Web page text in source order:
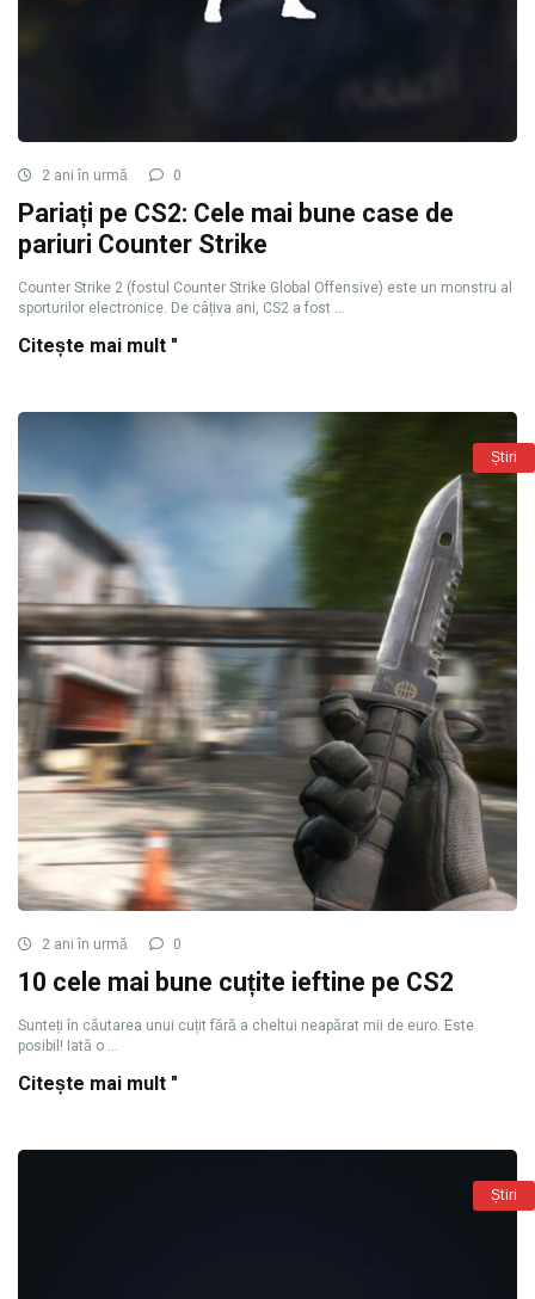
2 ani în urmă 0
Pariați pe CS2: Cele mai bune case de
pariuri Counter Strike
Counter Strike 2 (fostul Counter Strike Global Offensive) este un monstru al
sporturilor electronice. De câțiva ani, CS2 a fost ...
Citește mai mult "
Știri
2 ani în urmă 0
10 cele mai bune cuțite ieftine pe CS2
Sunteți în căutarea unui cuțit fără a cheltui neapărat mii de euro. Este
posibil! Iată o ...
Citește mai mult "
Știri